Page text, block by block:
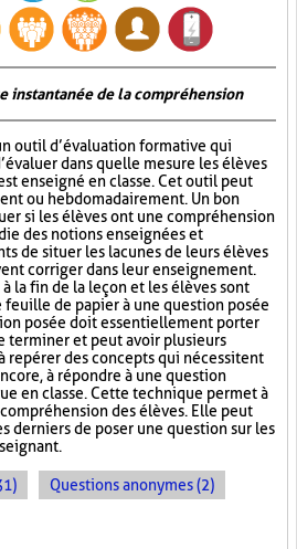
instantanée de la compréhension
outil d’évaluation formative qui
dans quelle mesure les élèves
enseigné en classe. Cet outil peut
ou hebdomadairement. Un bon
si les élèves ont une compréhension
des notions enseignées et
de situer les lacunes de leurs élèves
corriger dans leur enseignement.
la fin de la leçon et les élèves sont
de papier à une question posée
posée doit essentiellement porter
terminer et peut avoir plusieurs
repérer des concepts qui nécessitent
à répondre à une question
en classe. Cette technique permet à
des élèves. Elle peut
derniers de poser une question sur les
Questions anonymes (2)